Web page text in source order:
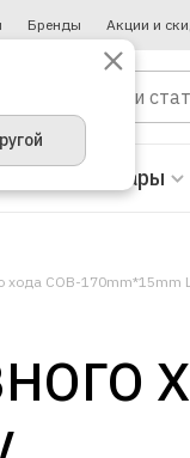
Бренды Акции и
Автотовары
хода COB-170mm*15mm